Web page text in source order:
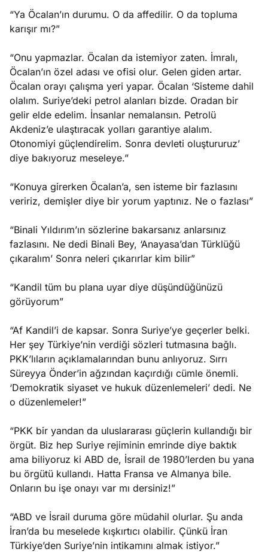
“Ya Öcalan’ın durumu. O da affedilir. O da topluma
karışır mı?”
“Onu yapmazlar. Öcalan da istemiyor zaten. İmralı,
Öcalan’ın özel adası ve ofisi olur. Gelen giden artar.
Öcalan orayı çalışma yeri yapar. Öcalan ‘Sisteme dahil
olalım. Suriye’deki petrol alanları bizde. Oradan bir
gelir elde edelim. İnsanlar nemalansın. Petrolü
Akdeniz’e ulaştıracak yolları garantiye alalım.
Otonomiyi güçlendirelim. Sonra devleti oluştururuz’
diye bakıyoruz meseleye.”
“Konuya girerken Öcalan’a, sen isteme bir fazlasını
veririz, demişler diye bir yorum yaptınız. Ne o fazlası”
“Binali Yıldırım’ın sözlerine bakarsanız anlarsınız
fazlasını. Ne dedi Binali Bey, ‘Anayasa’dan Türklüğü
çıkaralım’ Sonra neleri çıkarırlar kim bilir”
“Kandil tüm bu plana uyar diye düşündüğünüzü
görüyorum”
“Af Kandil’i de kapsar. Sonra Suriye’ye geçerler belki.
Her şey Türkiye’nin verdiği sözleri tutmasına bağlı.
PKK’lıların açıklamalarından bunu anlıyoruz. Sırrı
Süreyya Önder’in ağzından kaçırdığı cümle önemli.
‘Demokratik siyaset ve hukuk düzenlemeleri’ dedi. Ne
o düzenlemeler!”
“PKK bir yandan da uluslararası güçlerin kullandığı bir
örgüt. Biz hep Suriye rejiminin emrinde diye baktık
ama biliyoruz ki ABD de, İsrail de 1980’lerden bu yana
bu örgütü kullandı. Hatta Fransa ve Almanya bile.
Onların bu işe onayı var mı dersiniz!”
“ABD ve İsrail duruma göre müdahil olurlar. Şu anda
İran’da bu meselede kışkırtıcı olabilir. Çünkü İran
Türkiye’den Suriye’nin intikamını almak istiyor.”